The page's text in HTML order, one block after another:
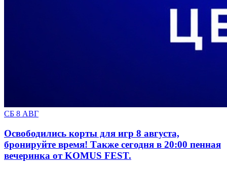
СБ 8 АВГ
Освободились корты для игр 8 августа,
бронируйте время! Также сегодня в 20:00 пенная
вечеринка от KOMUS FEST.